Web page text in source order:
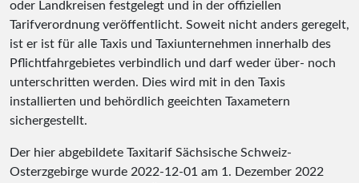
oder Landkreisen festgelegt und in der offiziellen
Tarifverordnung veröffentlicht. Soweit nicht anders geregelt,
ist er ist für alle Taxis und Taxiunternehmen innerhalb des
Pflichtfahrgebietes verbindlich und darf weder über- noch
unterschritten werden. Dies wird mit in den Taxis
installierten und behördlich geeichten Taxametern
sichergestellt.
Der hier abgebildete Taxitarif Sächsische Schweiz-
Osterzgebirge wurde 2022-12-01 am 1. Dezember 2022